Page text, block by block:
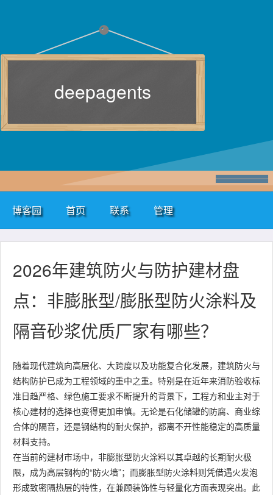
deepagents
博客园 首页 联系 管理
2026年建筑防火与防护建材盘
点：非膨胀型/膨胀型防火涂料及
隔音砂浆优质厂家有哪些？
随着现代建筑向高层化、大跨度以及功能复合化发展，建筑防火与
结构防护已成为工程领域的重中之重。特别是在近年来消防验收标
准日趋严格、绿色施工要求不断提升的背景下，工程方和业主对于
核心建材的选择也变得更加审慎。无论是石化储罐的防腐、商业综
合体的隔音，还是钢结构的耐火保护，都离不开性能稳定的高质量
材料支持。
在当前的建材市场中，非膨胀型防火涂料以其卓越的长期耐火极
限，成为高层钢构的“防火墙”；而膨胀型防火涂料则凭借遇火发泡
形成致密隔热层的特性，在兼顾装饰性与轻量化方面表现突出。此